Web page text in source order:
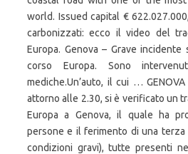
world. Issued capital €
carbonizzati: ecco il video del
Europa. Genova – Grave
corso Europa. Sono
mediche.Un’auto, il cui …
attorno alle 2.30, si è verificato un
Europa a Genova, il quale ha
persone e il ferimento di una
condizioni gravi), tutte presenti